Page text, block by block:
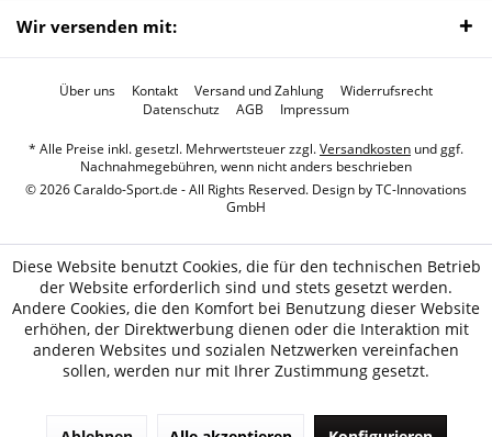
Wir versenden mit:
Über uns Kontakt Versand und Zahlung
Widerrufsrecht
Datenschutz
AGB Impressum
* Alle Preise inkl. gesetzl. Mehrwertsteuer zzgl.Versandkosten und ggf.
Nachnahmegebühren, wenn nicht anders beschrieben
© 2026 Caraldo-Sport.de - All Rights Reserved. Design byTC-Innovations
GmbH
Diese Website benutzt Cookies, die für den technischen Betrieb
der Website erforderlich sind und stets gesetzt werden.
Andere Cookies, die den Komfort bei Benutzung dieser Website
erhöhen, der Direktwerbung dienen oder die Interaktion mit
anderen Websites und sozialen Netzwerken vereinfachen
sollen, werden nur mit Ihrer Zustimmung gesetzt.